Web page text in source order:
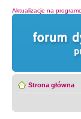
Aktualizacje na
Strona główna